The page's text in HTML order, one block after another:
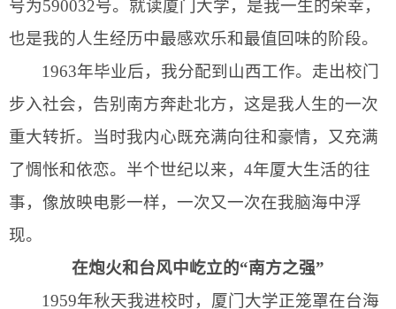
号为590032号。就读厦门大学，是我一生的荣幸，
也是我的人生经历中最感欢乐和最值回味的阶段。
1963年毕业后，我分配到山西工作。走出校门
步入社会，告别南方奔赴北方，这是我人生的一次
重大转折。当时我内心既充满向往和豪情，又充满
了惆怅和依恋。半个世纪以来， 4年厦大生活的往
事，像放映电影一样，一次又一次在我脑海中浮
现。
在炮火和台风中屹立的“南方之强”
1959年秋天我进校时，厦门大学正笼罩在台海